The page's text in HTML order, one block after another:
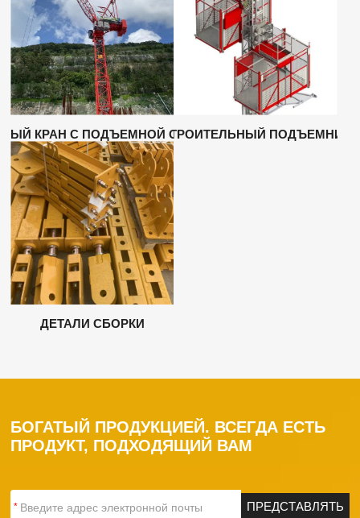
КРАН С ПОДЪЕМНОЙ СТРЕЛОЙСТРОИТЕЛЬНЫЙ ПОДЪЕМНИК
ДЕТАЛИ СБОРКИ
БОГАТЫЙ ПРОДУКЦИЕЙ. ВСЕГДА ЕСТЬ
ПРОДУКТ, ПОДХОДЯЩИЙ ВАМ
*
ПРЕДСТАВЛЯТЬ